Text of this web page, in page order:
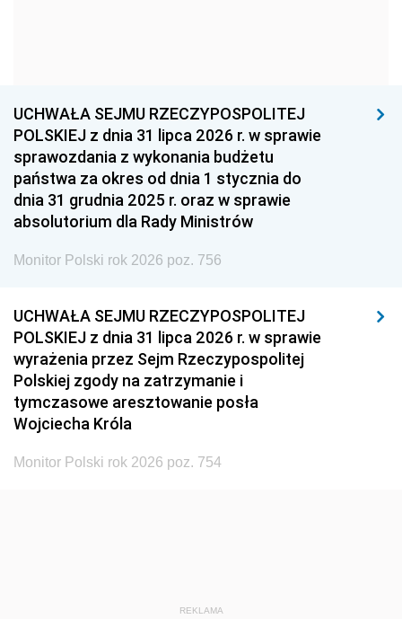
1939 1938 1937
1936 1930
UCHWAŁA SEJMU RZECZYPOSPOLITEJ
POLSKIEJ z dnia 31 lipca 2026 r. w sprawie
sprawozdania z wykonania budżetu
państwa za okres od dnia 1 stycznia do
dnia 31 grudnia 2025 r. oraz w sprawie
absolutorium dla Rady Ministrów
Monitor Polski rok 2026 poz. 756
UCHWAŁA SEJMU RZECZYPOSPOLITEJ
POLSKIEJ z dnia 31 lipca 2026 r. w sprawie
wyrażenia przez Sejm Rzeczypospolitej
Polskiej zgody na zatrzymanie i
tymczasowe aresztowanie posła
Wojciecha Króla
Monitor Polski rok 2026 poz. 754
REKLAMA